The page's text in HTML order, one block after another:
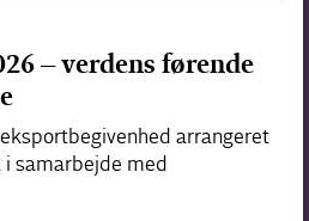
– verdens førende
arrangeret
samarbejde med